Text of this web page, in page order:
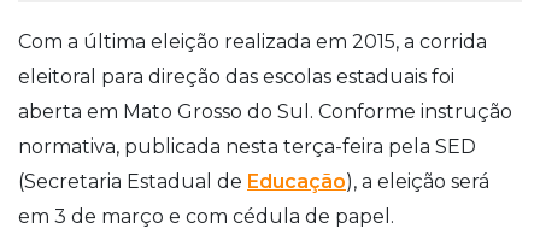
Com a última eleição realizada em 2015, a corrida
eleitoral para direção das escolas estaduais foi
aberta em Mato Grosso do Sul. Conforme instrução
normativa, publicada nesta terça-feira pela SED
(Secretaria Estadual de Educação), a eleição será
em 3 de março e com cédula de papel.